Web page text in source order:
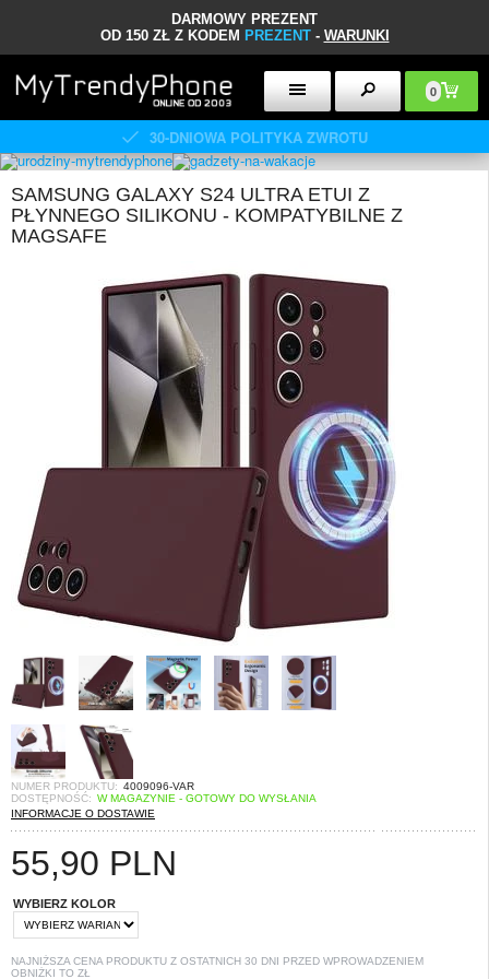
DARMOWY PREZENT
OD 150 ZŁ Z KODEM PREZENT- WARUNKI
0
30-DNIOWA POLITYKA ZWROTU
SAMSUNG GALAXY S24 ULTRA ETUI Z
PŁYNNEGO SILIKONU - KOMPATYBILNE Z
MAGSAFE
NUMER PRODUKTU: 4009096-VAR
DOSTĘPNOŚĆ: W MAGAZYNIE - GOTOWY DO WYSŁANIA
INFORMACJE O DOSTAWIE
55,90 PLN
WYBIERZ KOLOR
NAJNIŻSZA CENA PRODUKTU Z OSTATNICH 30 DNI PRZED WPROWADZENIEM
OBNIŻKI TO ZŁ